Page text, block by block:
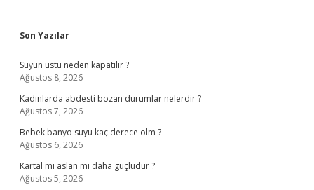
Sidebar
Son Yazılar
Suyun üstü neden kapatılır ?
Ağustos 8, 2026
Kadınlarda abdesti bozan durumlar nelerdir ?
Ağustos 7, 2026
Bebek banyo suyu kaç derece olm ?
Ağustos 6, 2026
Kartal mı aslan mı daha güçlüdür ?
Ağustos 5, 2026